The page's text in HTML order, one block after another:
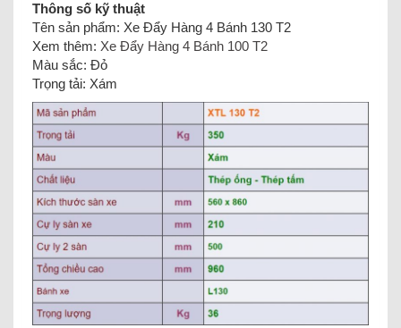
Thông số kỹ thuật
Tên sản phẩm: Xe Đẩy Hàng 4 Bánh 130 T2
Xem thêm: Xe Đẩy Hàng 4 Bánh 100 T2
Màu sắc: Đỏ
Trọng tải: Xám